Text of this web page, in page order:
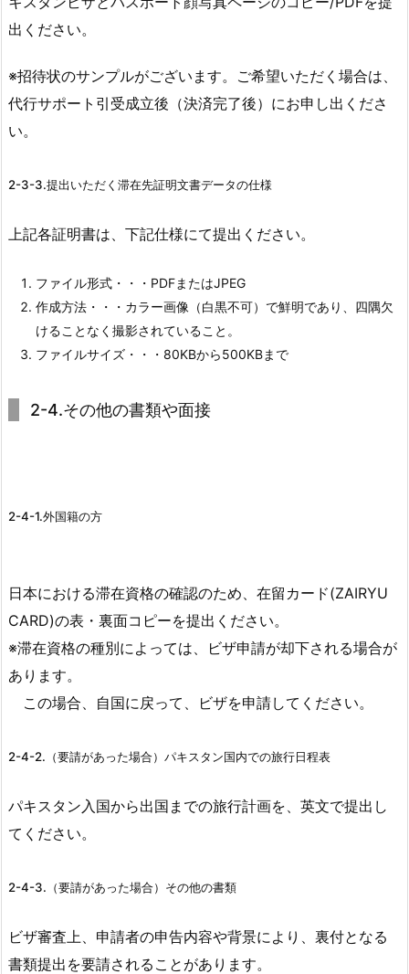
出ください。
※招待状のサンプルがございます。ご希望いただく場合は、
代行サポート引受成立後（決済完了後）にお申し出くださ
い。
2-3-3.提出いただく滞在先証明文書データの仕様
上記各証明書は、下記仕様にて提出ください。
ファイル形式・・・PDFまたはJPEG
作成方法・・・カラー画像（白黒不可）で鮮明であり、四隅欠
けることなく撮影されていること。
ファイルサイズ・・・80KBから500KBまで
2-4.その他の書類や面接
2-4-1.外国籍の方
日本における滞在資格の確認のため、在留カード(ZAIRYU
CARD)の表・裏面コピーを提出ください。
※滞在資格の種別によっては、ビザ申請が却下される場合が
あります。
この場合、自国に戻って、ビザを申請してください。
2-4-2.（要請があった場合）パキスタン国内での旅行日程表
パキスタン入国から出国までの旅行計画を、英文で提出し
てください。
2-4-3.（要請があった場合）その他の書類
ビザ審査上、申請者の申告内容や背景により、裏付となる
書類提出を要請されることがあります。